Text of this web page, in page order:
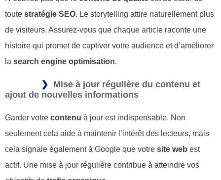
toute stratégie SEO. Le storytelling attire naturellement plus
de visiteurs. Assurez-vous que chaque article raconte une
histoire qui promet de captiver votre audience et d’améliorer
la search engine optimisation.
Mise à jour régulière du contenu et
ajout de nouvelles informations
Garder votre contenu à jour est indispensable. Non
seulement cela aide à maintenir l’intérêt des lecteurs, mais
cela signale également à Google que votre site web est
actif. Une mise à jour régulière contribue à atteindre vos